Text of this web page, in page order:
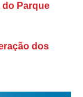
do Parque
dos